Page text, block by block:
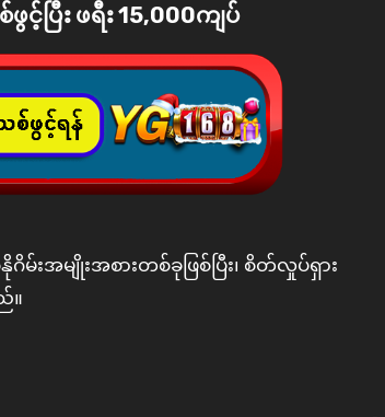
င့်ပြီး ဖရီး 15,000ကျပ်
။